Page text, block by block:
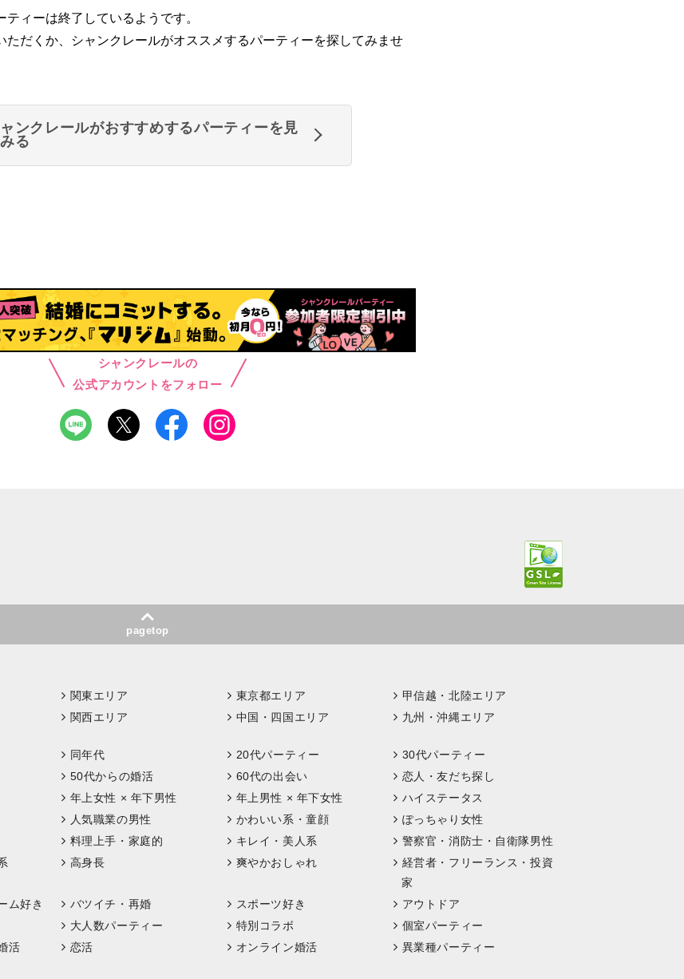
ティーは終了しているようです。
ただくか、シャンクレールがオススメするパーティーを探してみませ
ンクレールがおすすめするパーティーを見
る
シャンクレールの
公式アカウントをフォロー
pagetop
関東エリア 東京都エリア
甲信越・北陸エリア
関西エリア 中国・四国エリア 九州・沖縄エリア
同年代 20代パーティー
30代パーティー
50代からの婚活 60代の出会い
恋人・友だち探し
年上女性 × 年下男性 年上男性 × 年下女性
ハイステータス
人気職業の男性 かわいい系・童顔
ぽっちゃり女性
料理上手・家庭的 キレイ・美人系
警察官・消防士・自衛隊男性
高身長 爽やかおしゃれ
経営者・フリーランス・投資
家
ム好き
バツイチ・再婚 スポーツ好き
アウトドア
大人数パーティー 特別コラボ
個室パーティー
活
恋活 オンライン婚活
異業種パーティー